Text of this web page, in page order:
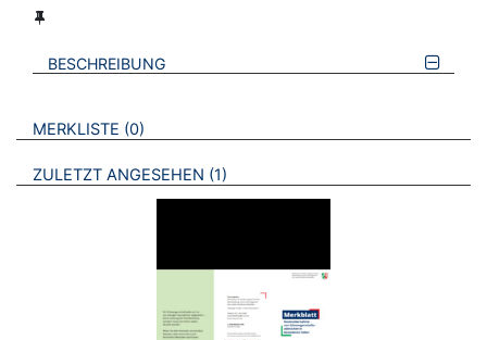
BESCHREIBUNG
VERWEISE AUF VERMERKTE- ODER ZULETZT ANGESEHENE
MERKLISTE 0 BROSCHÜREN
ZULETZT ANGESEHEN 1 BROSCHÜREN